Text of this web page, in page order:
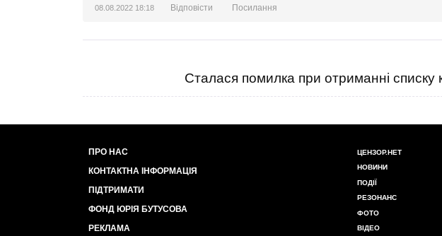
08.08.2022 18:18 Відповісти Посилання
Сталася помилка при отриманні списку
ПРО НАС
КОНТАКТНА ІНФОРМАЦІЯ
ПІДТРИМАТИ
ФОНД ЮРІЯ БУТУСОВА
РЕКЛАМА
ЦЕНЗОР.НЕТ
НОВИНИ
ПОДІЇ
РЕЗОНАНС
ФОТО
ВІДЕО